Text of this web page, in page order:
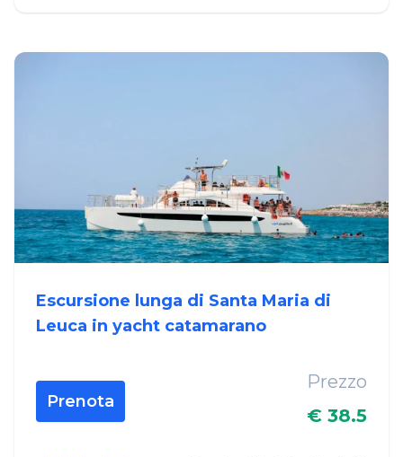
Escursione lunga di Santa Maria di
Leuca in yacht catamarano
Prenota
Prezzo
€ 38.5